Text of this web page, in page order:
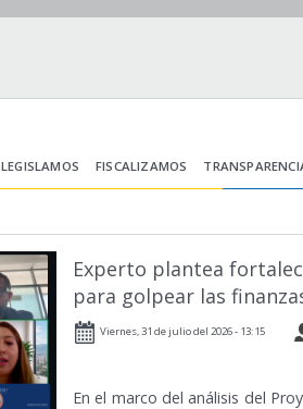
LEGISLAMOS FISCALIZAMOS
Experto plantea
para golpear las
Viernes, 31 de julio del 2026 - 13:15
En el marco del análisis del